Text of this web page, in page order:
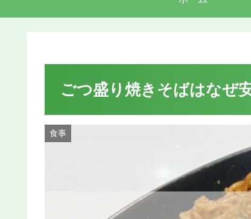
ごつ盛り焼きそばはなぜ
食事